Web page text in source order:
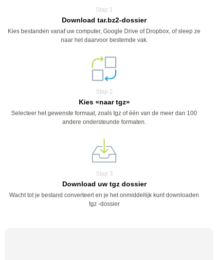
Stap 1
Download tar.bz2-dossier
Kies bestanden vanaf uw computer, Google Drive of Dropbox, of sleep ze
naar het daarvoor bestemde vak.
Stap 2
Kies «naar tgz»
Selecteer het gewenste formaat, zoals tgz of één van de meer dan 100
andere ondersteunde formaten.
Stap 3
Download uw tgz dossier
Wacht tot je bestand converteert en je het onmiddellijk kunt downloaden
tgz -dossier